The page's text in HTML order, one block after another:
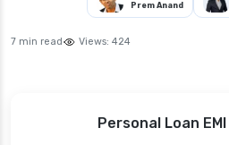
Prem Anand
7 min read Views: 424
Personal Loan